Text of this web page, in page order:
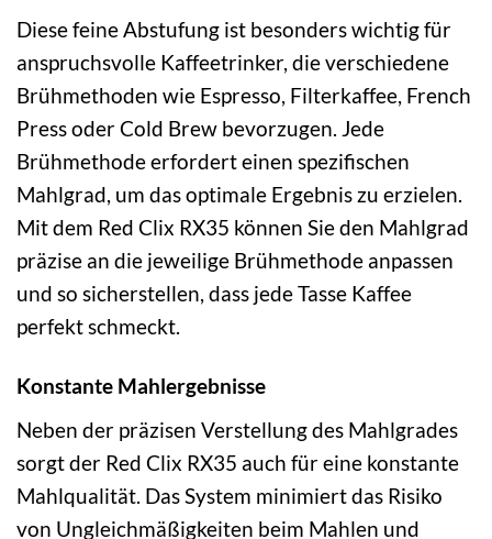
Diese feine Abstufung ist besonders wichtig für
anspruchsvolle Kaffeetrinker, die verschiedene
Brühmethoden wie Espresso, Filterkaffee, French
Press oder Cold Brew bevorzugen. Jede
Brühmethode erfordert einen spezifischen
Mahlgrad, um das optimale Ergebnis zu erzielen.
Mit dem Red Clix RX35 können Sie den Mahlgrad
präzise an die jeweilige Brühmethode anpassen
und so sicherstellen, dass jede Tasse Kaffee
perfekt schmeckt.
Konstante Mahlergebnisse
Neben der präzisen Verstellung des Mahlgrades
sorgt der Red Clix RX35 auch für eine konstante
Mahlqualität. Das System minimiert das Risiko
von Ungleichmäßigkeiten beim Mahlen und